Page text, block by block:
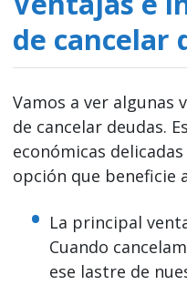
de cancelar
Vamos a ver algunas
de cancelar deudas.
económicas
opción que beneficie
La principal
Cuando
ese lastre de